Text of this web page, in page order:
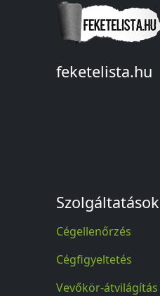
feketelista.hu
Szolgáltatások
Cégellenőrzés
Cégfigyeltetés
Vevőkör-átvilágítás